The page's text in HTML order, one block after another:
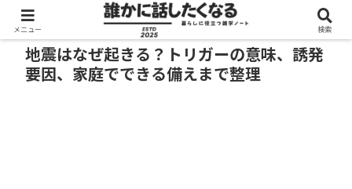
地震はなぜ起きる？トリガーの意味、誘発
要因、家庭でできる備えまで整理
メニュー 検索